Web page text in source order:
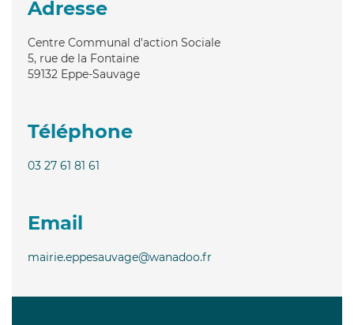
Adresse
Centre Communal d'action Sociale
5, rue de la Fontaine
59132 Eppe-Sauvage
Téléphone
03 27 61 81 61
Email
mairie.eppesauvage@wanadoo.fr